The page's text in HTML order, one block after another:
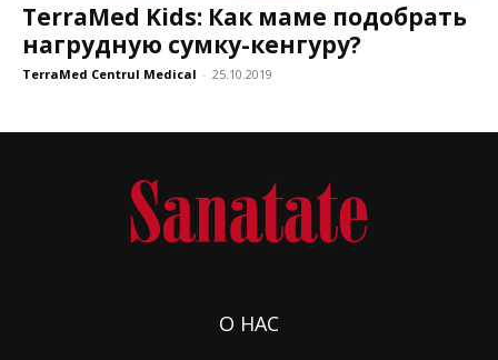
TerraMed Kids: Как маме подобрать
нагрудную сумку-кенгуру?
TerraMed Centrul Medical - 25.10.2019
О НАС